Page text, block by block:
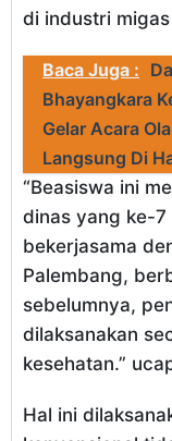
di industri
Baca Juga :
Bhayangkara
Gelar Acara
Langsung Di
“Beasiswa ini
dinas yang ke-7
bekerjasama
Palembang,
sebelumnya,
dilaksanakan
kesehatan.”
Hal ini